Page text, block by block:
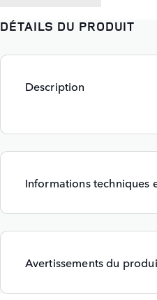
DÉTAILS DU PRODUIT
Description
Informations techniques
Avertissements du